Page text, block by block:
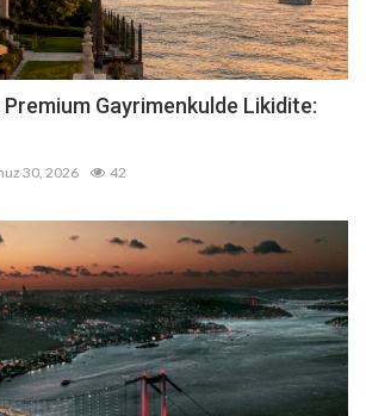
Gayrimenkulde Likidite:
30, 2026 42